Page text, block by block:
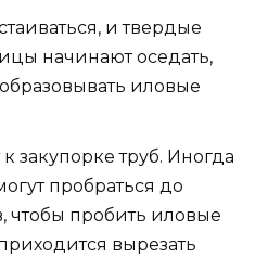
и твердые
начинают оседать,
иловые
закупорке труб. Иногда
пробраться до
чтобы пробить иловые
вырезать